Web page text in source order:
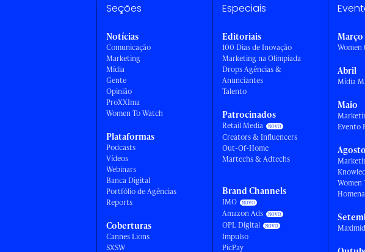
Seções
Notícias
Comunicação
Marketing
Mídia
Gente
Opinião
ProXXIma
Women To Watch
Plataformas
Podcasts
Vídeos
Webinars
Banca Digital
Portfólio de Agências
Reports
Coberturas
Cannes Lions
SXSW
Especiais
Editoriais
100 Dias de Inovação
Marketing na Olimpíada
Drops Agências &
Anunciantes
Talento
Patrocinados
Retail Media
Creators & Influencers
Out-Of-Home
Martechs & Adtechs
Brand Channels
IMO
Amazon Ads
OPL Digital
Impulso
PicPay
Março
Abril
Mídia
Maio
Evento
Agosto
Women